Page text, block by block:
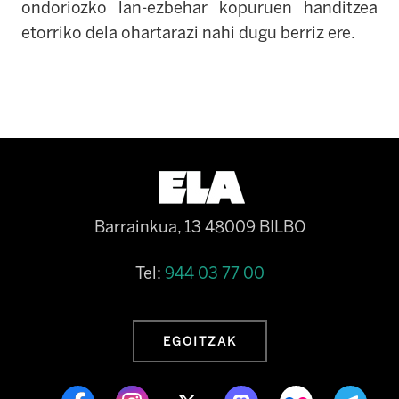
ondoriozko lan-ezbehar kopuruen handitzea
etorriko dela ohartarazi nahi dugu berriz ere.
Barrainkua, 13 48009 BILBO
Tel: 944 03 77 00
EGOITZAK